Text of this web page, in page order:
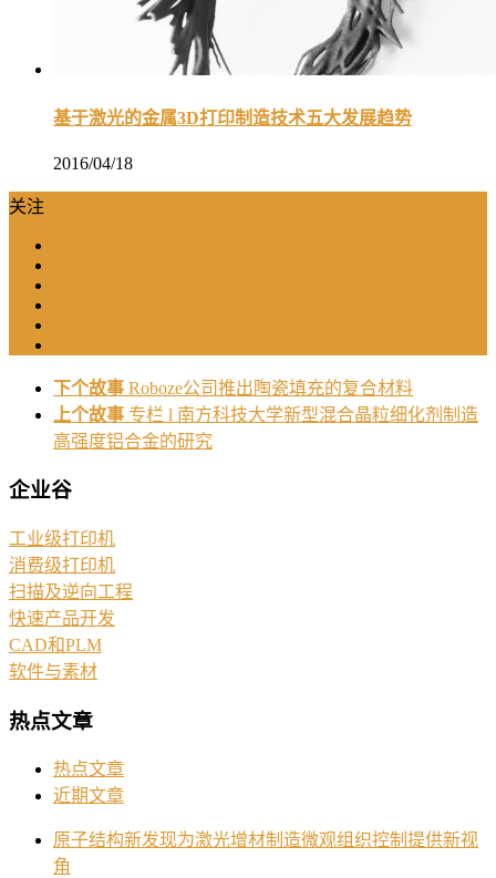
基于激光的金属3D打印制造技术五大发展趋势
2016/04/18
关注
下个故事 Roboze公司推出陶瓷填充的复合材料
上个故事 专栏 l 南方科技大学新型混合晶粒细化剂制造
高强度铝合金的研究
企业谷
工业级打印机
消费级打印机
扫描及逆向工程
快速产品开发
CAD和PLM
软件与素材
热点文章
热点文章
近期文章
原子结构新发现为激光增材制造微观组织控制提供新视
角